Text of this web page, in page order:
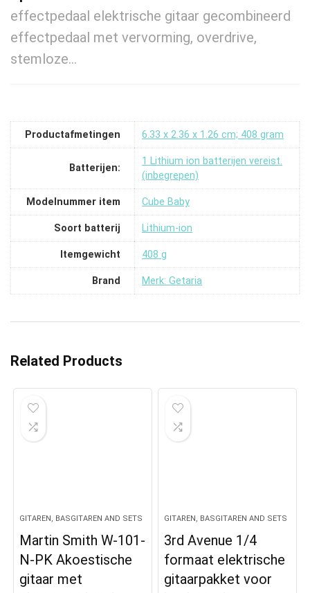
effectpedaal elektrische gitaar gecombineerd
effectpedaal met vervorming, overdrive,
stemloze…
Productafmetingen ‎6.33 x 2.36 x 1.26 cm; 408 gram
Batterijen:
‎1 Lithium ion batterijen vereist.
(inbegrepen)
Modelnummer item ‎Cube Baby
Soort batterij ‎Lithium-ion
Itemgewicht ‎408 g
Brand Merk: Getaria
Related Products
GITAREN, BASGITAREN AND SETS
Martin Smith W-101-
N-PK Akoestische
gitaar met
GITAREN, BASGITAREN AND SETS
3rd Avenue 1/4
formaat elektrische
gitaarpakket voor